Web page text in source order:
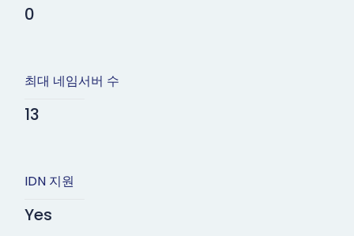
0
최대 네임서버 수
13
IDN 지원
Yes